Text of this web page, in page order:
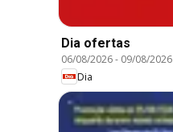
Dia ofertas
06/08/2026- 09/08/2026
Dia